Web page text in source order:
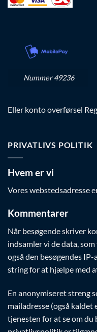
Nummer 49236
Eller konto overførsel
PRIVATLIVS POLITIK
Hvem er vi
Vores webstedsadresse
Kommentarer
Når besøgende skriver
indsamler vi de data,
også den besøgendes
string for at hjælpe med
En anonymiseret streng
mailadresse (også kaldet
tjenesten for at se om du